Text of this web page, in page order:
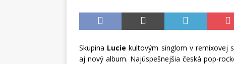
Skupina Lucie kultovým singlom v remixovej
aj nový album. Najúspešnejšia česká pop-